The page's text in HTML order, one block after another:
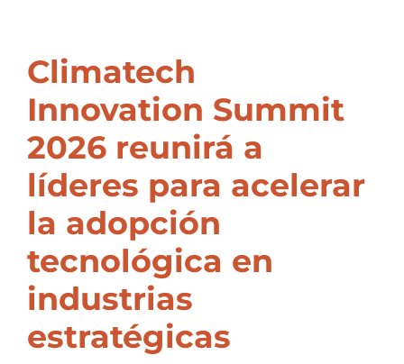
Climatech
Innovation Summit
2026 reunirá a
líderes para acelerar
la adopción
tecnológica en
industrias
estratégicas